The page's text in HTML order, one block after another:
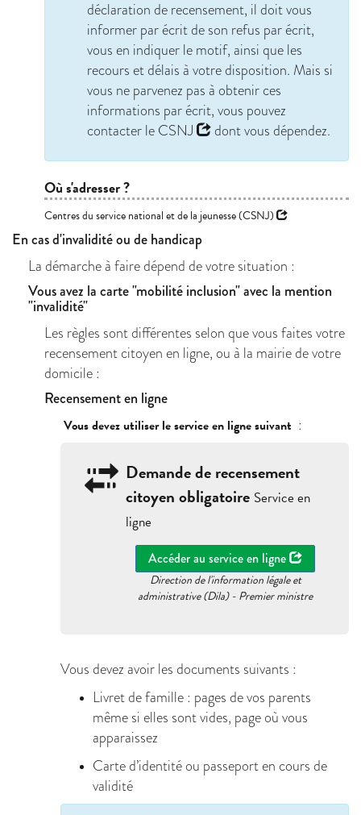
déclaration de recensement, il doit vous
informer par écrit de son refus par écrit,
vous en indiquer le motif, ainsi que les
recours et délais à votre disposition. Mais si
vous ne parvenez pas à obtenir ces
informations par écrit, vous pouvez
contacter le CSNJ dont vous dépendez.
Où s'adresser ?
Centres du service national et de la jeunesse (CSNJ)
En cas d'invalidité ou de handicap
La démarche à faire dépend de votre situation :
Vous avez la carte "mobilité inclusion" avec la mention
"invalidité"
Les règles sont différentes selon que vous faites votre
recensement citoyen en ligne, ou à la mairie de votre
domicile :
Recensement en ligne
Vous devez utiliser le service en ligne suivant :
Demande de recensement
citoyen obligatoire Service en
ligne
Accéder au service en ligne
Direction de l'information légale et
administrative (Dila) - Premier ministre
Vous devez avoir les documents suivants :
Livret de famille : pages de vos parents
même si elles sont vides, page où vous
apparaissez
Carte d’identité ou passeport en cours de
validité